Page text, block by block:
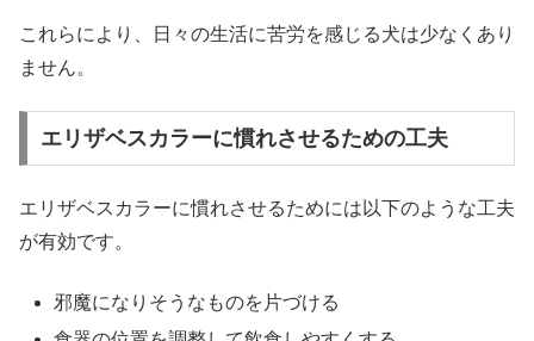
これらにより、日々の生活に苦労を感じる犬は少なくあり
ません。
エリザベスカラーに慣れさせるための工夫
エリザベスカラーに慣れさせるためには以下のような工夫
が有効です。
邪魔になりそうなものを片づける